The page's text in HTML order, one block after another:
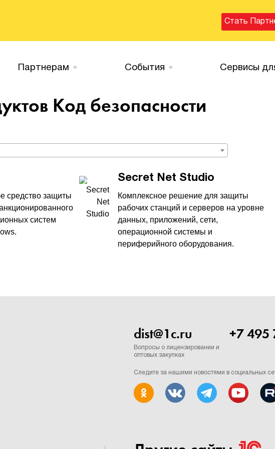
Стать
Партнерам События Сервисы
Код безопасности
средство защиты
систем
Secret Net Studio
Комплексное решение для защиты
рабочих станций и серверов на уровне
данных, приложений, сети,
операционной системы и
периферийного оборудования.
+7 495
dist@1c.ru
Вопросы о лицензировании и
оптовых закупках
Следите за нашими новостями в социальных